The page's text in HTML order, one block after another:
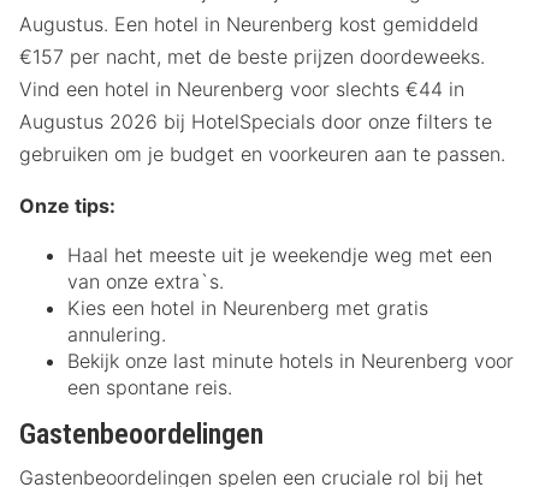
Augustus. Een hotel in Neurenberg kost gemiddeld
€157 per nacht, met de beste prijzen doordeweeks.
Vind een hotel in Neurenberg voor slechts €44 in
Augustus 2026 bij HotelSpecials door onze filters te
gebruiken om je budget en voorkeuren aan te passen.
Onze tips:
Haal het meeste uit je weekendje weg met een
van onze extra`s.
Kies een hotel in Neurenberg met gratis
annulering.
Bekijk onze last minute hotels in Neurenberg voor
een spontane reis.
Gastenbeoordelingen
Gastenbeoordelingen spelen een cruciale rol bij het